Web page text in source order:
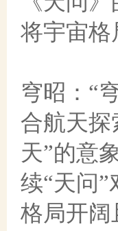
将宇宙格
穹昭： “
合航天探
天”的意
续“天问
格局开阔